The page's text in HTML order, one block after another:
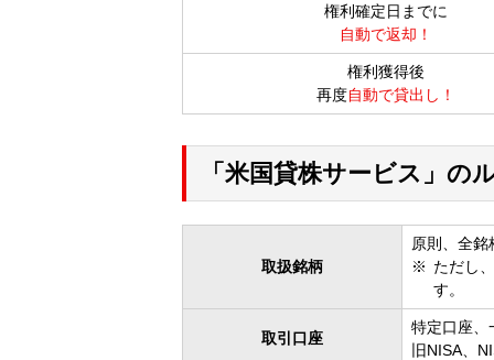
権利確定日までに
自動で返却！
権利獲得後
再度自動で貸出し！
「米国貸株サービス」の
取扱銘柄
原則、全銘
ただし
す。
取引口座
特定口座、
旧NISA、